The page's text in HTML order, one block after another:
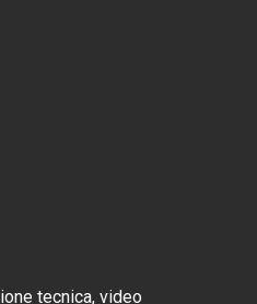
tecnica, video